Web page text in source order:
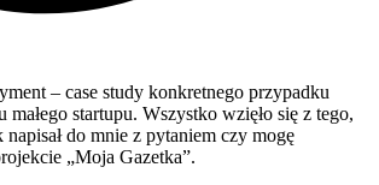
– case study konkretnego przypadku
startupu. Wszystko wzięło się z tego,
do mnie z pytaniem czy mogę
„Moja Gazetka”.